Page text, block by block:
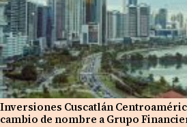
Inversiones Cuscatlán
cambio de nombre a Grupo